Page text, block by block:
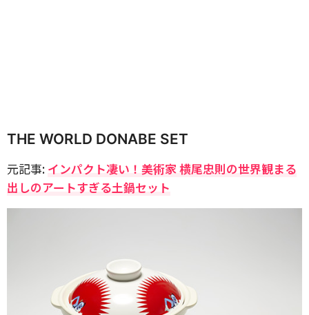
THE WORLD DONABE SET
元記事: インパクト凄い！美術家 横尾忠則の世界観まる
出しのアートすぎる土鍋セット